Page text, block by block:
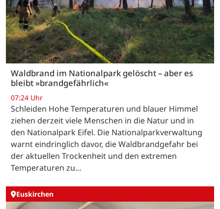
Waldbrand im Nationalpark gelöscht – aber es
bleibt »brandgefährlich«
07:24 Uhr
Schleiden Hohe Temperaturen und blauer Himmel
ziehen derzeit viele Menschen in die Natur und in
den Nationalpark Eifel. Die Nationalparkverwaltung
warnt eindringlich davor, die Waldbrandgefahr bei
der aktuellen Trockenheit und den extremen
Temperaturen zu…
Euskirchen